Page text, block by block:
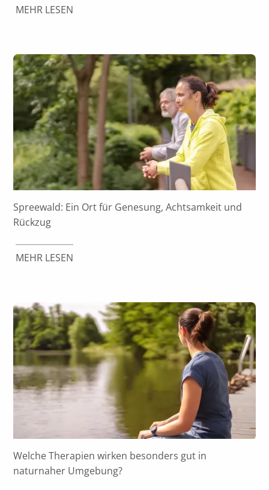
MEHR LESEN
Spreewald: Ein Ort für Genesung, Achtsamkeit und
Rückzug
MEHR LESEN
Welche Therapien wirken besonders gut in
naturnaher Umgebung?